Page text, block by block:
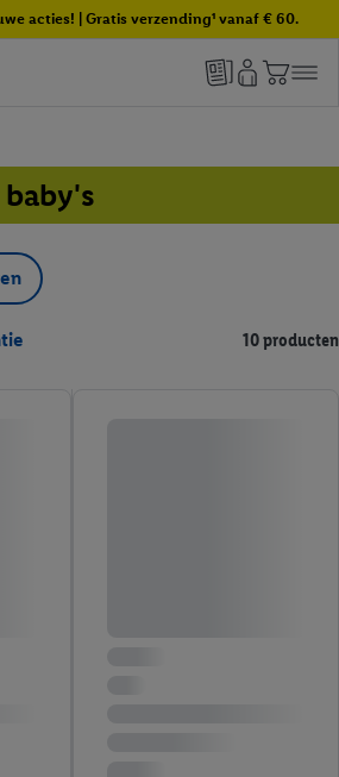
acties! | Gratis verzending¹ vanaf € 60.
10 producten